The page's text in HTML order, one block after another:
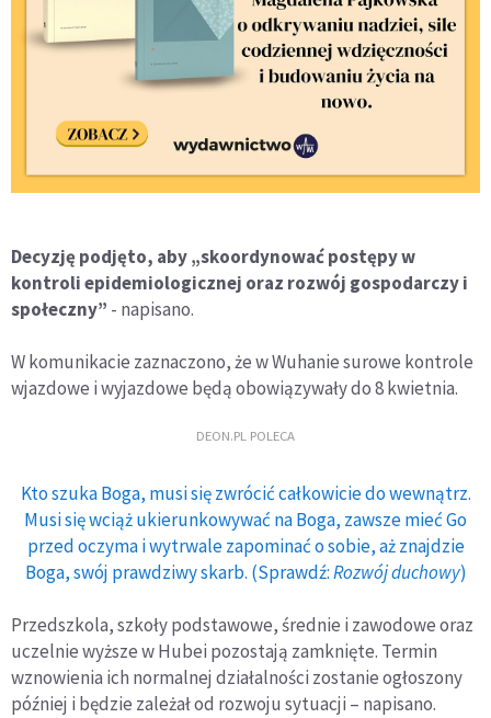
Decyzję podjęto, aby „skoordynować postępy w
kontroli epidemiologicznej oraz rozwój gospodarczy i
społeczny” - napisano.
W komunikacie zaznaczono, że w Wuhanie surowe kontrole
wjazdowe i wyjazdowe będą obowiązywały do 8 kwietnia.
DEON.PL POLECA
Kto szuka Boga, musi się zwrócić całkowicie do wewnątrz.
Musi się wciąż ukierunkowywać na Boga, zawsze mieć Go
przed oczyma i wytrwale zapominać o sobie, aż znajdzie
Boga, swój prawdziwy skarb. (Sprawdź:Rozwój duchowy)
Przedszkola, szkoły podstawowe, średnie i zawodowe oraz
uczelnie wyższe w Hubei pozostają zamknięte. Termin
wznowienia ich normalnej działalności zostanie ogłoszony
później i będzie zależał od rozwoju sytuacji – napisano.